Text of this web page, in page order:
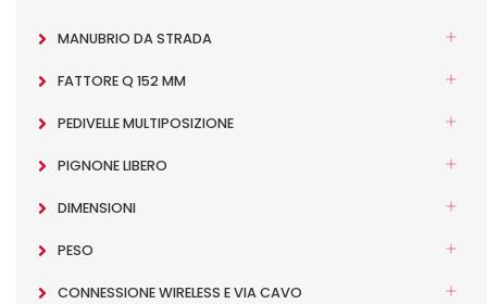
MANUBRIO DA STRADA
FATTORE Q 152 MM
PEDIVELLE MULTIPOSIZIONE
PIGNONE LIBERO
DIMENSIONI
PESO
CONNESSIONE WIRELESS E VIA CAVO